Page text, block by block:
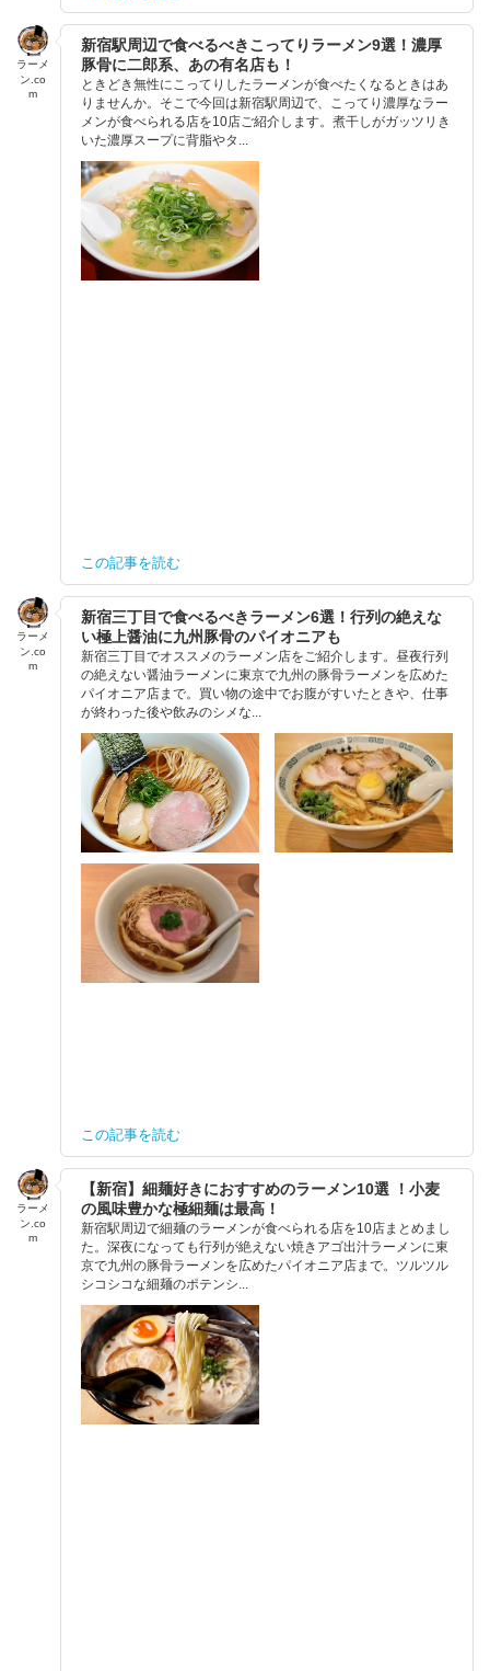
ラーメ
ン.co
m
新宿駅周辺で食べるべきこってりラーメン9選！濃厚
豚骨に二郎系、あの有名店も！
ときどき無性にこってりしたラーメンが食べたくなるときはあ
りませんか。そこで今回は新宿駅周辺で、こってり濃厚なラー
メンが食べられる店を10店ご紹介します。煮干しがガッツリき
いた濃厚スープに背脂やタ...
この記事を読む
ラーメ
ン.co
m
新宿三丁目で食べるべきラーメン6選！行列の絶えな
い極上醤油に九州豚骨のパイオニアも
新宿三丁目でオススメのラーメン店をご紹介します。昼夜行列
の絶えない醤油ラーメンに東京で九州の豚骨ラーメンを広めた
パイオニア店まで。買い物の途中でお腹がすいたときや、仕事
が終わった後や飲みのシメな...
この記事を読む
ラーメ
ン.co
m
【新宿】細麺好きにおすすめのラーメン10選 ！小麦
の風味豊かな極細麺は最高！
新宿駅周辺で細麺のラーメンが食べられる店を10店まとめまし
た。深夜になっても行列が絶えない焼きアゴ出汁ラーメンに東
京で九州の豚骨ラーメンを広めたパイオニア店まで。ツルツル
シコシコな細麺のポテンシ...